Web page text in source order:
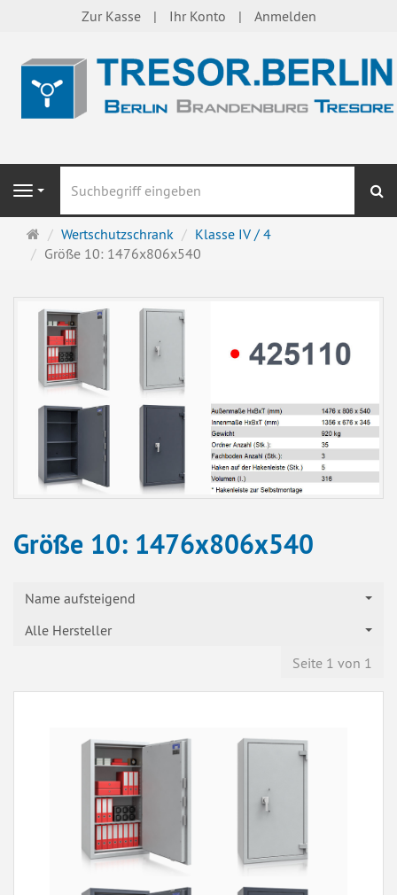
Zur Kasse Ihr Konto Anmelden
Navigation
Startseite
Wertschutzschrank
Klasse IV / 4
Größe 10: 1476x806x540
Größe 10: 1476x806x540
Name aufsteigend
Alle Hersteller
Seite 1 von 1